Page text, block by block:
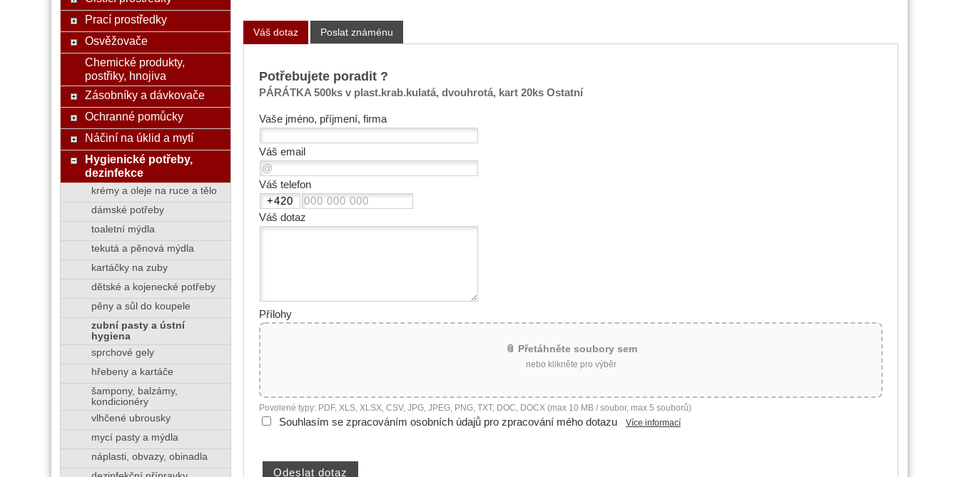
Váš dotaz Poslat známénu
Potřebujete poradit ?
PÁRÁTKA 500ks v plast.krab.kulatá, dvouhrotá, kart 20ks Ostatní
Vaše jméno, příjmení, firma
Váš email
Váš telefon
Váš dotaz
Přílohy
📎 Přetáhněte soubory sem
nebo klikněte pro výběr
Povolené typy: PDF, XLS, XLSX, CSV, JPG, JPEG, PNG, TXT, DOC, DOCX (max 10 MB / soubor, max 5 souborů)
Souhlasím se zpracováním osobních údajů pro zpracování mého dotazu Více informací
Prací prostředky
Osvěžovače
Chemické produkty,
postřiky, hnojiva
Zásobníky a dávkovače
Ochranné pomůcky
Náčiní na úklid a mytí
Hygienické potřeby,
dezinfekce
krémy a oleje na ruce a tělo
dámské potřeby
toaletní mýdla
tekutá a pěnová mýdla
kartáčky na zuby
dětské a kojenecké potřeby
pěny a sůl do koupele
zubní pasty a ústní
hygiena
sprchové gely
hřebeny a kartáče
šampony, balzámy,
kondicionéry
vlhčené ubrousky
mycí pasty a mýdla
náplasti, obvazy, obinadla